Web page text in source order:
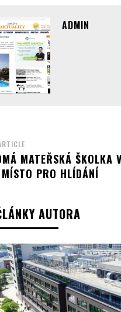
ADMIN
MATEŘSKÁ ŠKOLKA
MÍSTO PRO HLÍDÁNÍ
AUTORA